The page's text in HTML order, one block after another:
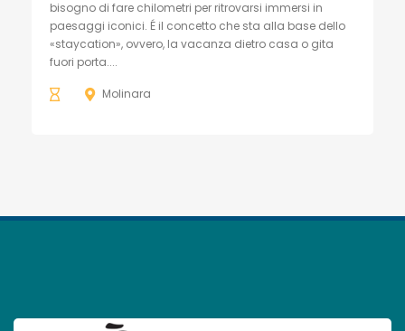
bisogno di fare chilometri per ritrovarsi immersi in
paesaggi iconici. É il concetto che sta alla base dello
«staycation», ovvero, la vacanza dietro casa o gita
fuori porta....
Molinara